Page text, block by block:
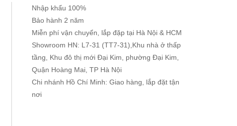
Nhập khẩu 100%
Bảo hành 2 năm
Miễn phí vận chuyển, lắp đặp tại Hà Nội & HCM
Showroom HN: L7-31 (TT7-31),Khu nhà ở thấp
tầng, Khu đô thị mới Đại Kim, phường Đại Kim,
Quận Hoàng Mai, TP Hà Nội
Chi nhánh Hồ Chí Minh: Giao hàng, lắp đặt tận
nơi